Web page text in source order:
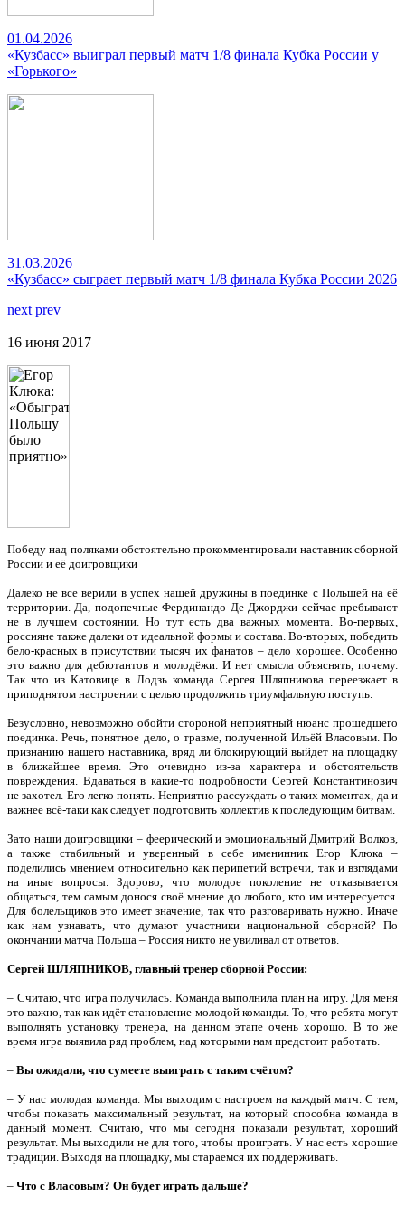
01.04.2026
«Кузбасс» выиграл первый матч 1/8 финала Кубка России у
«Горького»
31.03.2026
«Кузбасс» сыграет первый матч 1/8 финала Кубка России 2026
next prev
16 июня 2017
Победу над поляками обстоятельно прокомментировали наставник сборной
России и её доигровщики
Далеко не все верили в успех нашей дружины в поединке с Польшей на её
территории. Да, подопечные Фердинандо Де Джорджи сейчас пребывают
не в лучшем состоянии. Но тут есть два важных момента. Во-первых,
россияне также далеки от идеальной формы и состава. Во-вторых, победить
бело-красных в присутствии тысяч их фанатов – дело хорошее. Особенно
это важно для дебютантов и молодёжи. И нет смысла объяснять, почему.
Так что из Катовице в Лодзь команда Сергея Шляпникова переезжает в
приподнятом настроении с целью продолжить триумфальную поступь.
Безусловно, невозможно обойти стороной неприятный нюанс прошедшего
поединка. Речь, понятное дело, о травме, полученной Ильёй Власовым. По
признанию нашего наставника, вряд ли блокирующий выйдет на площадку
в ближайшее время. Это очевидно из-за характера и обстоятельств
повреждения. Вдаваться в какие-то подробности Сергей Константинович
не захотел. Его легко понять. Неприятно рассуждать о таких моментах, да и
важнее всё-таки как следует подготовить коллектив к последующим битвам.
Зато наши доигровщики – феерический и эмоциональный Дмитрий Волков,
а также стабильный и уверенный в себе именинник Егор Клюка –
поделились мнением относительно как перипетий встречи, так и взглядами
на иные вопросы. Здорово, что молодое поколение не отказывается
общаться, тем самым донося своё мнение до любого, кто им интересуется.
Для болельщиков это имеет значение, так что разговаривать нужно. Иначе
как нам узнавать, что думают участники национальной сборной? По
окончании матча Польша – Россия никто не увиливал от ответов.
Сергей ШЛЯПНИКОВ, главный тренер сборной России:
– Считаю, что игра получилась. Команда выполнила план на игру. Для меня
это важно, так как идёт становление молодой команды. То, что ребята могут
выполнять установку тренера, на данном этапе очень хорошо. В то же
время игра выявила ряд проблем, над которыми нам предстоит работать.
– Вы ожидали, что сумеете выиграть с таким счётом?
– У нас молодая команда. Мы выходим с настроем на каждый матч. С тем,
чтобы показать максимальный результат, на который способна команда в
данный момент. Считаю, что мы сегодня показали результат, хороший
результат. Мы выходили не для того, чтобы проиграть. У нас есть хорошие
традиции. Выходя на площадку, мы стараемся их поддерживать.
– Что с Власовым? Он будет играть дальше?